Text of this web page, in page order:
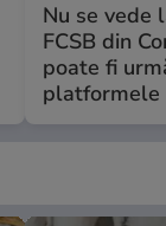
Nu se vede
FCSB din
poate fi
platformele